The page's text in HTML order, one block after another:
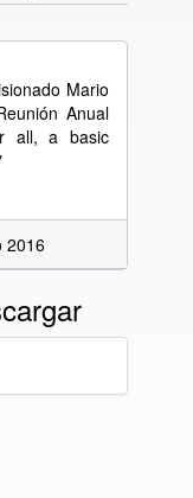
Mario
Anual
all, a basic
2016